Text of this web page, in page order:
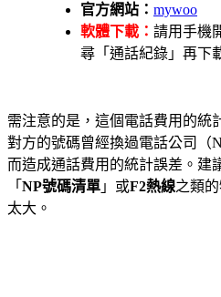
官方網站： mywoo
軟體下載： 請用手機
尋「通話紀錄」再下
需注意的是，這個電話費用的統
對方的號碼曾經換過電話公司（
而造成通話費用的統計誤差。建
「 NP號碼清單 」或F2熱線之類
太大。